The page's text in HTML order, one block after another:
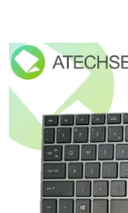
0,0
z
hviezdičiek.